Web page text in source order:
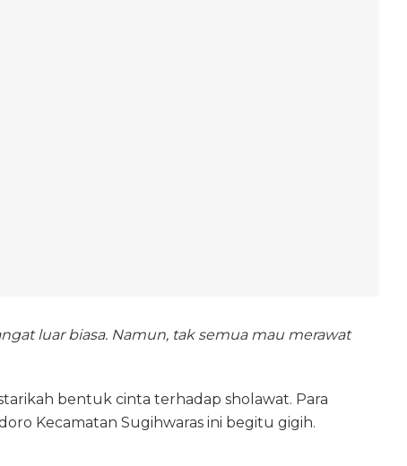
luar biasa. Namun, tak semua mau merawat
bentuk cinta terhadap sholawat. Para
Kecamatan Sugihwaras ini begitu gigih.